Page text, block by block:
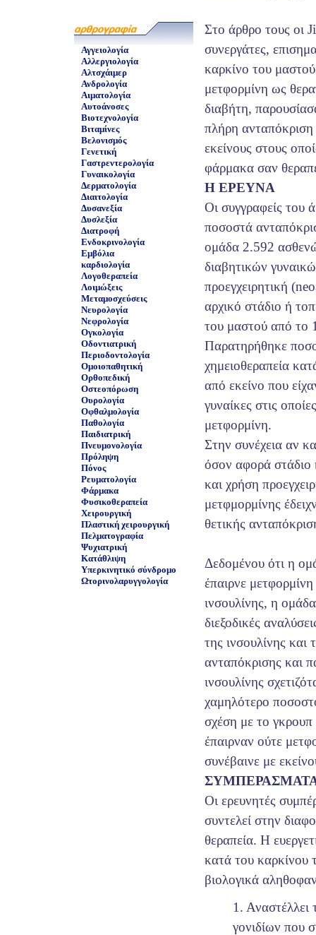
Αγγειολογία
Αλλεργιολογία
Αλτσχάιμερ
Ανδρολογία
Αιματολογία
Αυτοάνοσες
Βιοτεχνολογία
Βιταμίνες
Βελονισμός
Γενετική
Γαστρεντερολογία
Γυναικολογία
Δερματολογία
Διαιτολογία
Δυσανεξία
Δυσλεξία
Διατροφή
Ενδοκρινολογία
Εμβόλια
καρδιολογία
Λογοθεραπεία
Λοιμώξεις
Μεταμοσχεύσεις
Νευρολογία
Νεφρολογία
Ογκολογία
Οδοντιατρική
Περιοδοντολογία
Ομοιοπαθητική
Ορθοπεδική
Οστεοπόρωση
Ουρολογία
Οφθαλμολογία
Παθολογία
Παιδιατρική
Πνευμονολογία
Πρόληψη
Πόνος
Ρευματολογία
Φάρμακα
Φυσικοθεραπεία
Χειρουργική
Πλαστική χειρουργική
Πελματογραφία
Ψυχιατρική
Κατάθλιψη
Υπερκινητικό σύνδρομο
Ωτορινολαρυγγολογία
Στο άρθρο τους οι
συνεργάτες,
καρκίνο του
μετφορμίνη ως
διαβήτη,
πλήρη ανταπόκριση
εκείνους στους
φάρμακα σαν
Η ΕΡΕΥΝΑ
Οι συγγραφείς του
ποσοστά
ομάδα 2.592
διαβητικών
προεγχειρητική
αρχικό στάδιο ή
του μαστού από το
Παρατηρήθηκε
χημειοθεραπεία
από εκείνο που
γυναίκες στις
μετφορμίνη.
Στην συνέχεια αν
όσον αφορά στάδιο
και χρήση
μετφμορμίνης
θετικής
Δεδομένου ότι η
έπαιρνε
ινσουλίνης, η
διεξοδικές
της ινσουλίνης
ανταπόκρισης και
ινσουλίνης
χαμηλότερο
σχέση με το
έπαιρναν ούτε
συνέβαινε με
Οι ερευνητές
συντελεί στην
θεραπεία. Η
κατά του καρκίνου
βιολογικά
1.
γονιδίων που